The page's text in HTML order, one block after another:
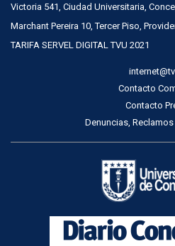
Victoria 541, Ciudad Universitaria,
Marchant Pereira 10, Tercer Piso,
TARIFA SERVEL DIGITAL TVU 2021
Contacto
Contacto
Denuncias,